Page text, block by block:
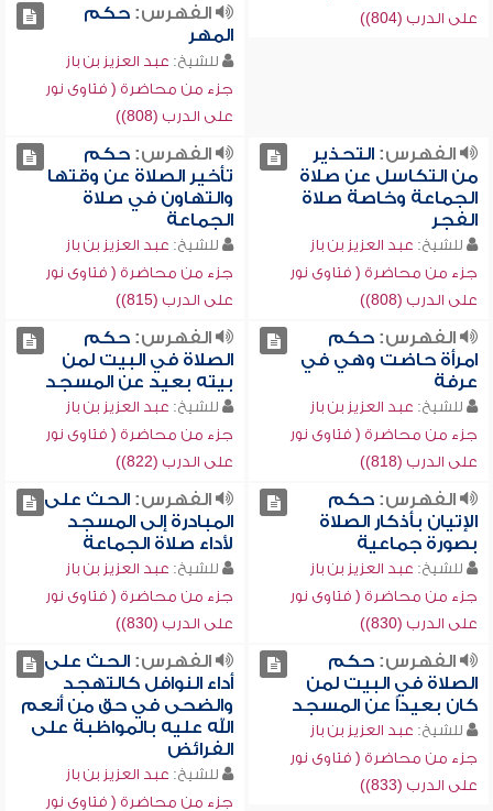
على الدرب (804))
الفهرس:حكم
المهر
للشيخ: عبد العزيز بن باز
جزء من محاضرة ( فتاوى نور
على الدرب (808))
الفهرس:التحذير
من التكاسل عن صلاة
الجماعة وخاصة صلاة
الفجر
للشيخ: عبد العزيز بن باز
جزء من محاضرة ( فتاوى نور
على الدرب (808))
الفهرس:حكم
تأخير الصلاة عن وقتها
والتهاون في صلاة
الجماعة
للشيخ: عبد العزيز بن باز
جزء من محاضرة ( فتاوى نور
على الدرب (815))
الفهرس:حكم
امرأة حاضت وهي في
عرفة
للشيخ: عبد العزيز بن باز
جزء من محاضرة ( فتاوى نور
على الدرب (818))
الفهرس:حكم
الصلاة في البيت لمن
بيته بعيد عن المسجد
للشيخ: عبد العزيز بن باز
جزء من محاضرة ( فتاوى نور
على الدرب (822))
الفهرس:حكم
الإتيان بأذكار الصلاة
بصورة جماعية
للشيخ: عبد العزيز بن باز
جزء من محاضرة ( فتاوى نور
على الدرب (830))
الفهرس:الحث على
المبادرة إلى المسجد
لأداء صلاة الجماعة
للشيخ: عبد العزيز بن باز
جزء من محاضرة ( فتاوى نور
على الدرب (830))
الفهرس:حكم
الصلاة في البيت لمن
كان بعيداً عن المسجد
للشيخ: عبد العزيز بن باز
جزء من محاضرة ( فتاوى نور
على الدرب (833))
الفهرس:الحث على
أداء النوافل كالتهجد
والضحى في حق من أنعم
الله عليه بالمواظبة على
الفرائض
للشيخ: عبد العزيز بن باز
جزء من محاضرة ( فتاوى نور